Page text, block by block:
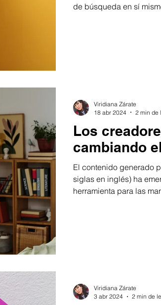
de búsqueda en sí
Los
cambiando
El contenido generado
siglas en inglés) ha
herramienta para las
Viridiana Zárate
18 abr 2024
2 min de
Viridiana Zárate
3 abr 2024
2 min de